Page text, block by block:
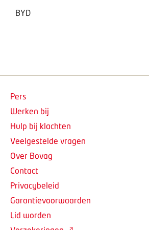
BYD
Pers
Werken bij
Hulp bij klachten
Veelgestelde vragen
Over Bovag
Contact
Privacybeleid
Garantievoorwaarden
Lid worden